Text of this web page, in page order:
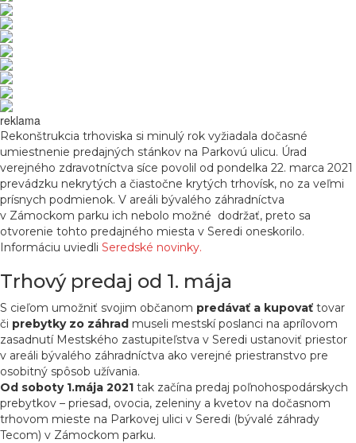
reklama
Rekonštrukcia trhoviska si minulý rok vyžiadala dočasné
umiestnenie predajných stánkov na Parkovú ulicu. Úrad
verejného zdravotníctva síce povolil od pondelka 22. marca 2021
prevádzku nekrytých a čiastočne krytých trhovísk, no za veľmi
prísnych podmienok. V areáli bývalého záhradníctva
v Zámockom parku ich nebolo možné dodržať, preto sa
otvorenie tohto predajného miesta v Seredi oneskorilo.
Informáciu uviedli Seredské novinky.
Trhový predaj od 1. mája
S cieľom umožniť svojim občanom predávať a kupovať tovar
či prebytky zo záhrad museli mestskí poslanci na aprílovom
zasadnutí Mestského zastupiteľstva v Seredi ustanoviť priestor
v areáli bývalého záhradníctva ako verejné priestranstvo pre
osobitný spôsob užívania.
Od soboty 1.mája 2021 tak začína predaj poľnohospodárskych
prebytkov – priesad, ovocia, zeleniny a kvetov na dočasnom
trhovom mieste na Parkovej ulici v Seredi (bývalé záhrady
Tecom) v Zámockom parku.